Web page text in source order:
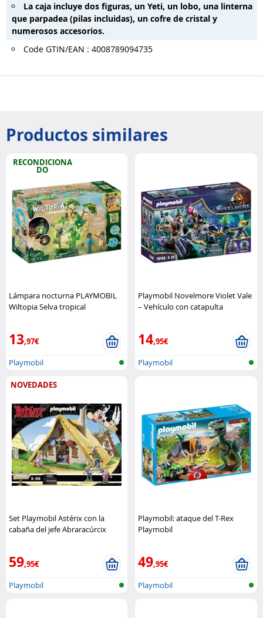
La caja incluye dos figuras, un Yeti, un lobo, una linterna
que parpadea (pilas incluidas), un cofre de cristal y
numerosos accesorios.
Code GTIN/EAN : 4008789094735
Productos similares
RECONDICIONA
DO
Lámpara nocturna PLAYMOBIL
Wiltopia Selva tropical
13,97€
Playmobil
Playmobil Novelmore Violet Vale
– Vehículo con catapulta
14,95€
Playmobil
NOVEDADES
Set Playmobil Astérix con la
cabaña del jefe Abraracúrcix
59,95€
Playmobil
Playmobil: ataque del T-Rex
Playmobil
49,95€
Playmobil